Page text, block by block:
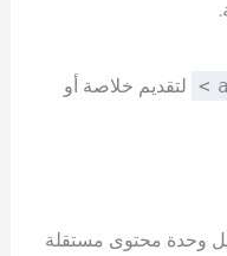
لتقديم خلاصة أو
وحدة محتوى مستقلة